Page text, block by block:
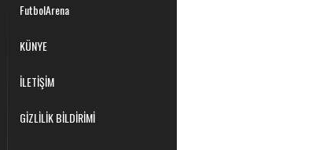
FutbolArena
KÜNYE
İLETİŞİM
GİZLİLİK BİLDİRİMİ